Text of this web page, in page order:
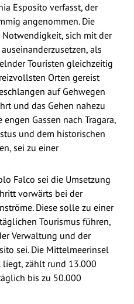
Esposito verfasst, der
angenommen. Die
sich mit der
als
Touristen gleichzeitig
Orten gereist
auf Gehwegen
und das Gehen nahezu
Gassen nach Tragara,
und dem historischen
sei zu einer
Falco sei die Umsetzung
vorwärts bei der
Diese solle zu einer
Tourismus führen,
Verwaltung und der
sei. Die Mittelmeerinsel
liegt, zählt rund 13.000
bis zu 50.000